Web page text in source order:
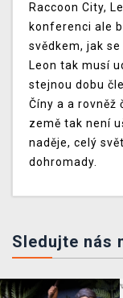
Raccoon City,
konferenci ale
svědkem, jak
Leon tak musí
stejnou dobu
Číny a a
země tak není
naděje, celý
dohromady.
Sledujte nás